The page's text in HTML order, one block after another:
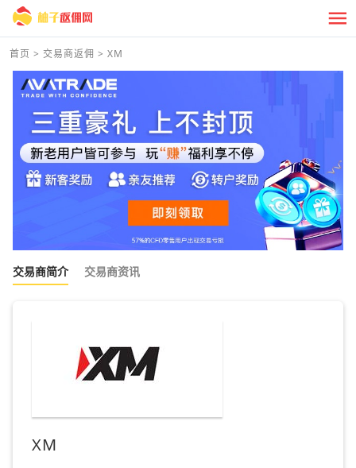
首页 > 交易商返佣 > XM
交易商简介 交易商资讯
XM